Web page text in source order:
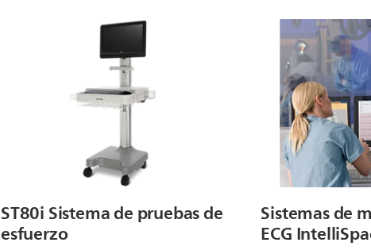
ST80i Sistema de pruebas de
esfuerzo
Sistemas de
ECG